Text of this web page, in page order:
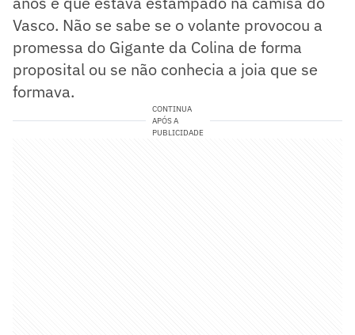
Vasco. Não se sabe se o volante provocou a
promessa do Gigante da Colina de forma
proposital ou se não conhecia a joia que se
formava.
CONTINUA
APÓS A
PUBLICIDADE